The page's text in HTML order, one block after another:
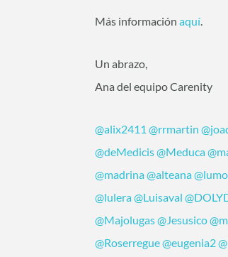
Más informaciónaquí.
Un abrazo,
Ana del equipo Carenity
@alix2411 @rrmartin
@deMedicis@Meduca
@madrina@alteana
@lulera@Luisaval
@Majolugas@Jesusico
@Roserregue@eugenia2